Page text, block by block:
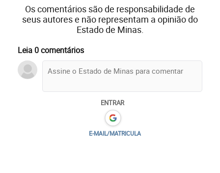
Os comentários são de responsabilidade de
seus autores e não representam a opinião do
Estado de Minas.
Leia 0 comentários
ENTRAR
E-MAIL/MATRICULA